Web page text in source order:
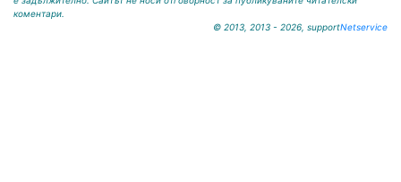
коментари.
© 2013, 2013 - 2026, supportNetservice